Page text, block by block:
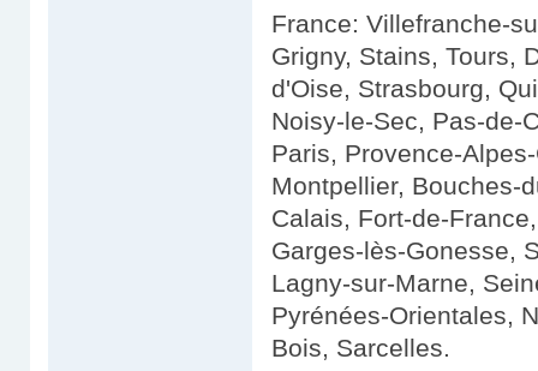
France: Villefranche-
Grigny, Stains, Tours,
d'Oise, Strasbourg,
Noisy-le-Sec, Pas-de-
Paris, Provence-
Montpellier, Bouches-
Calais, Fort-de-
Garges-lès-Gonesse,
Lagny-sur-Marne,
Pyrénées-Orientales,
Bois, Sarcelles.